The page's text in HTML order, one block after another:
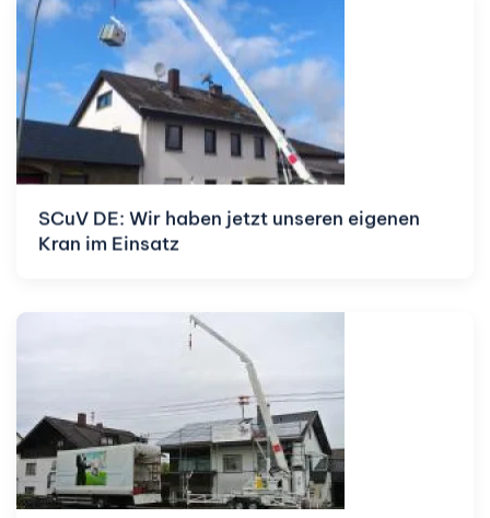
SCuV DE: Wir haben jetzt unseren eigenen
Kran im Einsatz